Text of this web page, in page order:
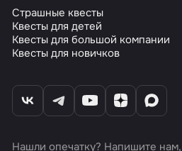
Страшные квесты
Квесты для детей
Квесты для большой компании
Квесты для новичков
Нашли опечатку? Напишите